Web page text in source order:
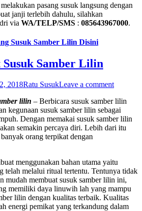
pasang susuk langsung dengan
janji terlebih dahulu, silahkan
via WA/TELP/SMS : 085643967000.
Susuk Samber Lilin Disini
Samber Lilin
2018Ratu SusukLeave a comment
lilin – Berbicara susuk samber lilin
kegunaan susuk samber lilin sebagai
Dengan memakai susuk samber lilin
semakin percaya diri. Lebih dari itu
orang terpikat dengan
menggunakan bahan utama yaitu
telah melalui ritual tertentu. Tentunya tidak
mudah membuat susuk samber lilin ini,
memiliki daya linuwih lah yang mampu
lilin dengan kualitas terbaik. Kualitas
energi pemikat yang terkandung dalam